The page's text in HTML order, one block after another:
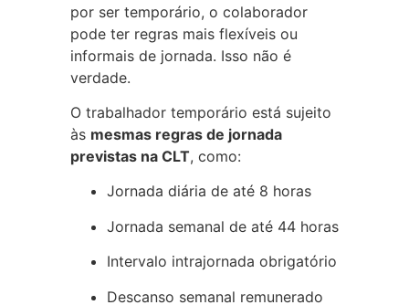
por ser temporário, o colaborador
pode ter regras mais flexíveis ou
informais de jornada. Isso não é
verdade.
O trabalhador temporário está sujeito
às mesmas regras de jornada
previstas na CLT, como:
Jornada diária de até 8 horas
Jornada semanal de até 44 horas
Intervalo intrajornada obrigatório
Descanso semanal remunerado